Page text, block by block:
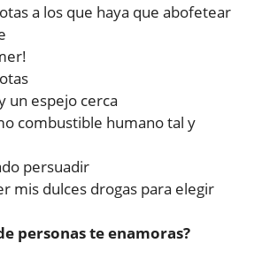
a los que haya que abofetear
un espejo cerca
combustible humano tal y
persuadir
mis dulces drogas para elegir
personas te enamoras?